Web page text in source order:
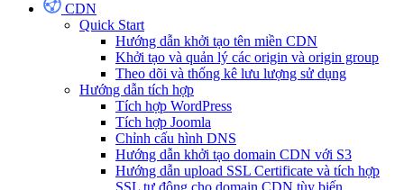
CDN
Quick Start
Hướng dẫn khởi tạo tên miền CDN
Khởi tạo và quản lý các origin và origin group
Theo dõi và thống kê lưu lượng sử dụng
Hướng dẫn tích hợp
Tích hợp WordPress
Tích hợp Joomla
Chỉnh cấu hình DNS
Hướng dẫn khởi tạo domain CDN với S3
Hướng dẫn upload SSL Certificate và tích hợp
SSL tự động cho domain CDN tùy biến